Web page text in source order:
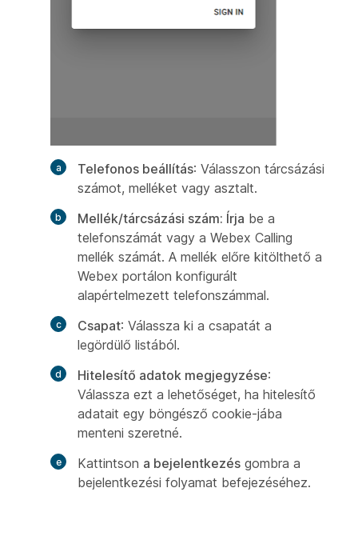
Telefonos beállítás: Válasszon tárcsázási
számot, melléket vagy asztalt.
Mellék/tárcsázási szám: Írja be a
telefonszámát vagy a Webex Calling
mellék számát. A mellék előre kitölthető a
Webex portálon konfigurált
alapértelmezett telefonszámmal.
Csapat: Válassza ki a csapatát a
legördülő listából.
Hitelesítő adatok megjegyzése:
Válassza ezt a lehetőséget, ha hitelesítő
adatait egy böngésző cookie-jába
menteni szeretné.
Kattintson a bejelentkezés gombra a
bejelentkezési folyamat befejezéséhez.